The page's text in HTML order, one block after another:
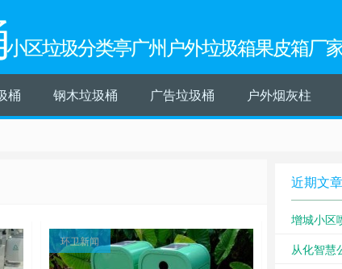
小区垃圾分类亭广州户外垃圾箱果皮箱厂
桶 钢木垃圾桶 广告垃圾桶 户外烟灰柱
环卫新闻
近期文章
增城小区
从化智慧